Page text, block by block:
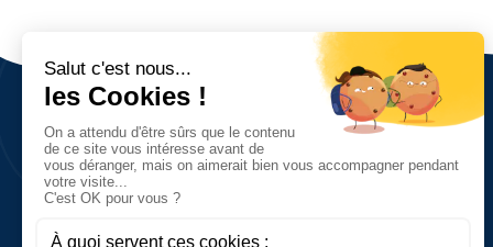
Nous découvrir
Vision, valeurs et objectifs